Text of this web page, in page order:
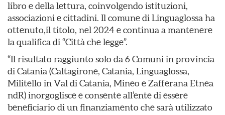
libro e della lettura, coinvolgendo istituzioni,
associazioni e cittadini. Il comune di Linguaglossa ha
ottenuto,il titolo, nel 2024 e continua a mantenere
la qualifica di “Città che legge”.
“Il risultato raggiunto solo da 6 Comuni in provincia
di Catania (Caltagirone, Catania, Linguaglossa,
Militello in Val di Catania, Mineo e Zafferana Etnea
ndR) inorgoglisce e consente all’ente di essere
beneficiario di un finanziamento che sarà utilizzato